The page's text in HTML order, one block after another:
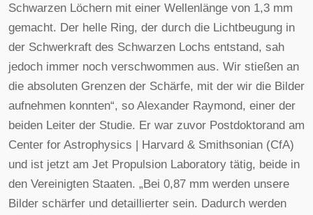
Schwarzen Löchern mit einer Wellenlänge von 1,3 mm
gemacht. Der helle Ring, der durch die Lichtbeugung in
der Schwerkraft des Schwarzen Lochs entstand, sah
jedoch immer noch verschwommen aus. Wir stießen an
die absoluten Grenzen der Schärfe, mit der wir die Bilder
aufnehmen konnten“, so Alexander Raymond, einer der
beiden Leiter der Studie. Er war zuvor Postdoktorand am
Center for Astrophysics | Harvard & Smithsonian (CfA)
und ist jetzt am Jet Propulsion Laboratory tätig, beide in
den Vereinigten Staaten. „Bei 0,87 mm werden unsere
Bilder schärfer und detaillierter sein. Dadurch werden